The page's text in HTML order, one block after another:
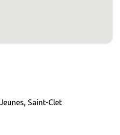
Saint-Clet